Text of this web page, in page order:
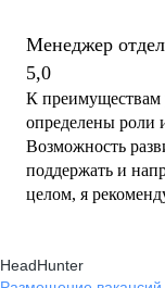
Менеджер
5,0
К преимуществам
определены роли
Возможность
поддержать и
целом, я
HeadHunter